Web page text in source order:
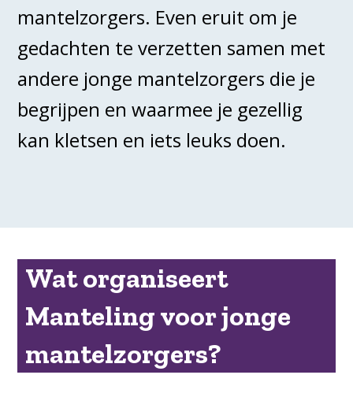
mantelzorgers. Even eruit om je
gedachten te verzetten samen met
andere jonge mantelzorgers die je
begrijpen en waarmee je gezellig
kan kletsen en iets leuks doen.
Wat organiseert
Manteling voor jonge
mantelzorgers?